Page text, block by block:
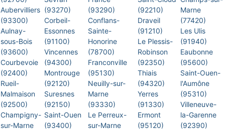
Aubervilliers
(93300)
Aulnay-
sous-Bois
(93600)
Courbevoie
(92400)
Rueil-
Malmaison
(92500)
Champigny-
sur-Marne
(93270)
Corbeil-
Essonnes
(91100)
Vincennes
(94300)
Montrouge
(92120)
Suresnes
(92150)
Saint-Ouen
(93400)
(93290)
Conflans-
Sainte-
Honorine
(78700)
Franconville
(95130)
Neuilly-sur-
Marne
(93330)
Le Perreux-
sur-Marne
(92210)
Draveil
(91210)
Le Plessis-
Robinson
(92350)
Thiais
(94320)
Yerres
(91330)
Ermont
(95120)
Marne
(77420)
Les Ulis
(91940)
Eaubonne
(95600)
Saint-Ouen-
l'Aumône
(95310)
Villeneuve-
la-Garenne
(92390)